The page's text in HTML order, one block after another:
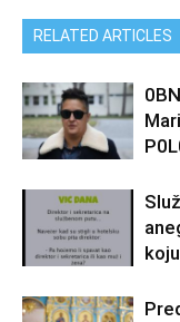
RELATED ARTICLES